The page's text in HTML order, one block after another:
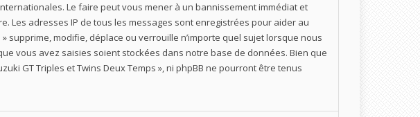
Le faire peut vous mener à un bannissement immédiat et
Les adresses IP de tous les messages sont enregistrées pour aider au
supprime, modifie, déplace ou verrouille n’importe quel sujet lorsque nous
vous avez saisies soient stockées dans notre base de données. Bien que
GT Triples et Twins Deux Temps », ni phpBB ne pourront être tenus